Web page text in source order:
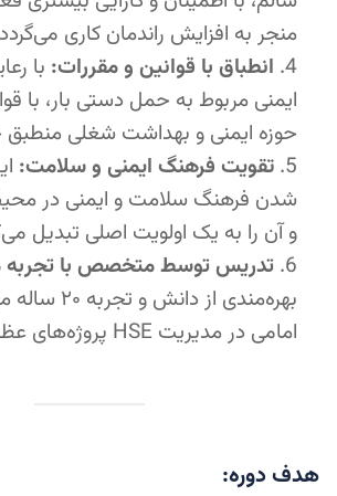
منجر به افزایش راندمان کاری
انطباق با قوانین و مقررات: با
ایمنی مربوط به حمل دستی بار، با
حوزه ایمنی و بهداشت شغلی منطبق
تقویت فرهنگ ایمنی و سلامت:
شدن فرهنگ سلامت و ایمنی در
و آن را به یک اولویت اصلی تبدیل
تدریس توسط متخصص با تجربه
بهره‌مندی از
امامی در مدیریت HSE پروژه‌های عظیم.
هدف دوره: